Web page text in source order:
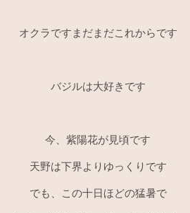
オクラですまだまだこれからです
バジルは大好きです
今、紫陽花が見頃です
天野は下界よりゆっくりです
でも、この十日ほどの猛暑で